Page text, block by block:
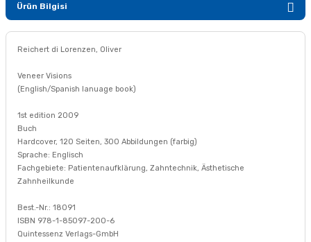
Ürün Bilgisi
Reichert di Lorenzen, Oliver
Veneer Visions
(English/Spanish lanuage book)
1st edition 2009
Buch
Hardcover, 120 Seiten, 300 Abbildungen (farbig)
Sprache: Englisch
Fachgebiete: Patientenaufklärung, Zahntechnik, Ästhetische
Zahnheilkunde
Best.-Nr.: 18091
ISBN 978-1-85097-200-6
Quintessenz Verlags-GmbH